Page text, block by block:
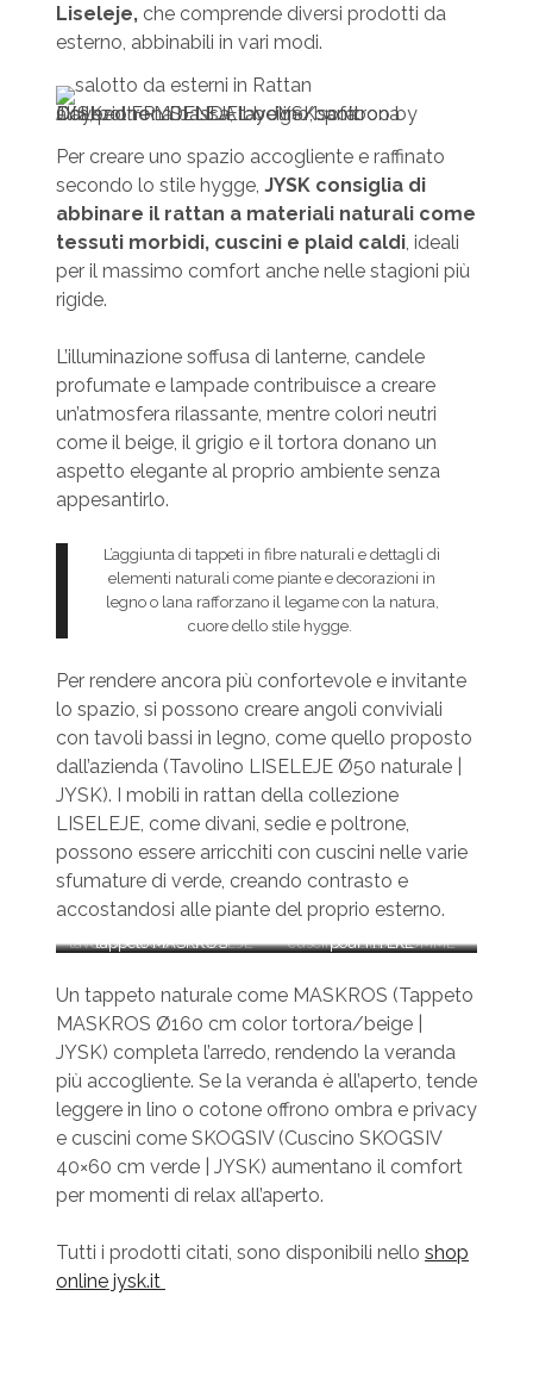
Liseleje,che comprende diversi prodotti da
esterno, abbinabili in vari modi.
Collezione LISELEJE by JYSK: poltrona alta, poltrona bassa, tavolino, sofà. Daybed FRYDENDAL beige/bamboo by JYSK.
Per creare uno spazio accogliente e raffinato
secondo lo stile hygge, JYSK consiglia di
abbinare il rattan a materiali naturali come
tessuti morbidi, cuscini e plaid caldi, ideali
per il massimo comfort anche nelle stagioni più
rigide.
L’illuminazione soffusa di lanterne, candele
profumate e lampade contribuisce a creare
un’atmosfera rilassante, mentre colori neutri
come il beige, il grigio e il tortora donano un
aspetto elegante al proprio ambiente senza
appesantirlo.
L’aggiunta di tappeti in fibre naturali e dettagli di
elementi naturali come piante e decorazioni in
legno o lana rafforzano il legame con la natura,
cuore dello stile hygge.
Per rendere ancora più confortevole e invitante
lo spazio, si possono creare angoli conviviali
con tavoli bassi in legno, come quello proposto
dall’azienda (Tavolino LISELEJE Ø50 naturale |
JYSK). I mobili in rattan della collezione
LISELEJE, come divani, sedie e poltrone,
possono essere arricchiti con cuscini nelle varie
sfumature di verde, creando contrasto e
accostandosi alle piante del proprio esterno.
tavolino da caffè LISELEJE cuscino GULDBLOMME
tappeto MASKROS pouf HYLKE
Un tappeto naturale come MASKROS (Tappeto
MASKROS Ø160 cm color tortora/beige |
JYSK) completa l’arredo, rendendo la veranda
più accogliente. Se la veranda è all’aperto, tende
leggere in lino o cotone offrono ombra e privacy
e cuscini come SKOGSIV (Cuscino SKOGSIV
40×60 cm verde | JYSK) aumentano il comfort
per momenti di relax all’aperto.
Tutti i prodotti citati, sono disponibili nello shop
online jysk.it